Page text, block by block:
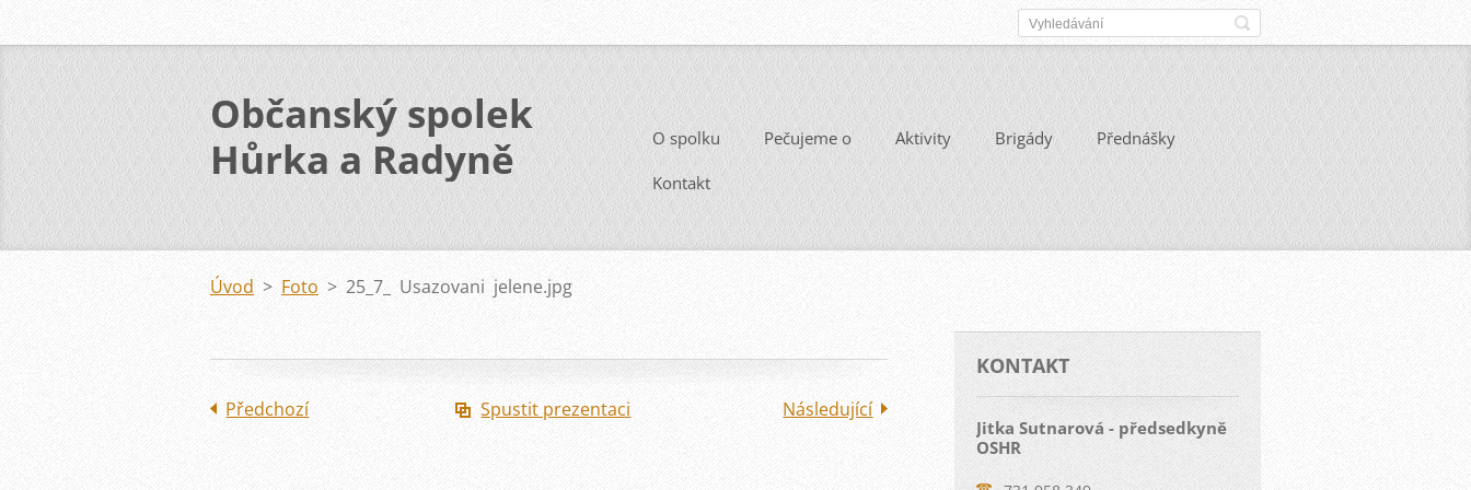
Občanský spolek
Hůrka a Radyně
O spolku Pečujeme o Aktivity Brigády Přednášky
Kontakt
Úvod > Foto > 25_7_ Usazovani jelene.jpg
Předchozí Spustit prezentaci Následující
KONTAKT
Jitka Sutnarová - předsedkyně
OSHR